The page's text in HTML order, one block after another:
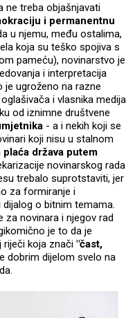
ne treba objašnjavati
i permanentnu
u njemu, među ostalima,
koja su teško spojiva s
pameću), novinarstvo je
i interpretacija
je ugroženo na razne
i vlasnika medija
od iznimne društvene
- a i nekih koji se
koji nisu u stalnom
država putem
novinarskog rada
trebalo suprotstaviti, jer
za formiranje i
o bitnim temama.
za novinara i njegov rad
je to da je
riječi koja znači "čast,
dobrim dijelom svelo na